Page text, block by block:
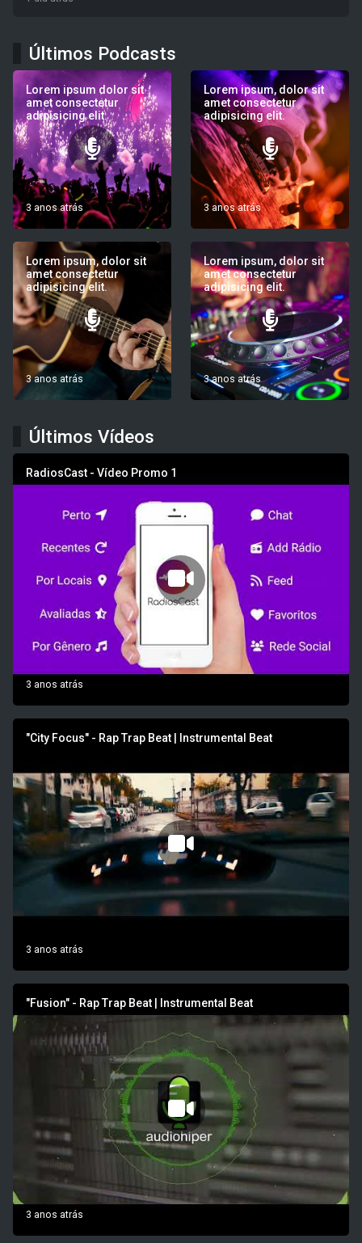
Últimos Podcasts
Lorem ipsum dolor sit
amet consectetur
adipisicing elit.
3 anos atrás
Lorem ipsum, dolor sit
amet consectetur
adipisicing elit.
3 anos atrás
Lorem ipsum, dolor sit
amet consectetur
adipisicing elit.
3 anos atrás
Lorem ipsum, dolor sit
amet consectetur
adipisicing elit.
3 anos atrás
Últimos Vídeos
RadiosCast - Vídeo Promo 1
3 anos atrás
"City Focus" - Rap Trap Beat | Instrumental Beat
3 anos atrás
"Fusion" - Rap Trap Beat | Instrumental Beat
3 anos atrás